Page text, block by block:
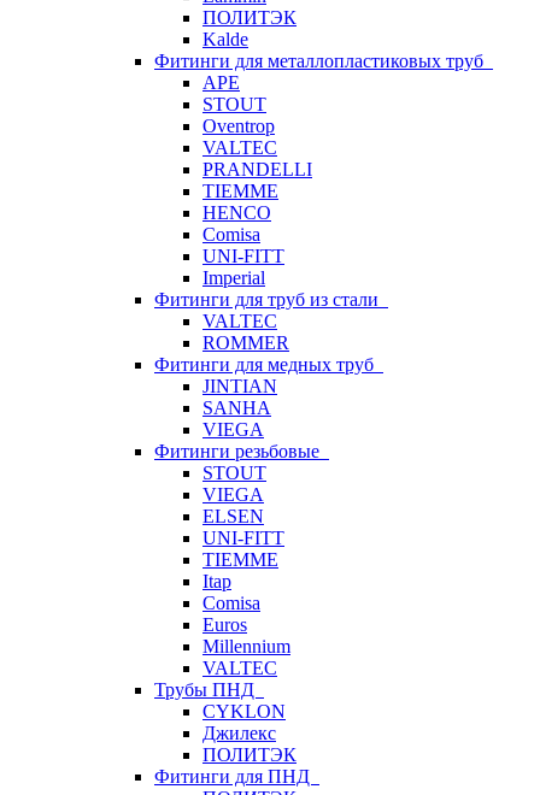
ПОЛИТЭК
Kalde
Фитинги для металлопластиковых труб
APE
STOUT
Oventrop
VALTEC
PRANDELLI
TIEMME
HENCO
Comisa
UNI-FITT
Imperial
Фитинги для труб из стали
VALTEC
ROMMER
Фитинги для медных труб
JINTIAN
SANHA
VIEGA
Фитинги резьбовые
STOUT
VIEGA
ELSEN
UNI-FITT
TIEMME
Itap
Comisa
Euros
Millennium
VALTEC
Трубы ПНД
CYKLON
Джилекс
ПОЛИТЭК
Фитинги для ПНД